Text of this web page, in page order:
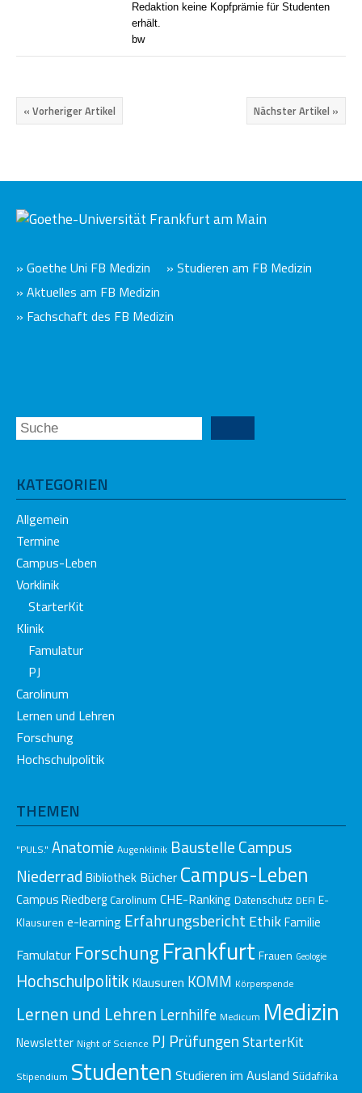
Redaktion keine Kopfprämie für Studenten
erhält.
bw
Nächster Artikel »
« Vorheriger Artikel
» Goethe Uni FB Medizin
» Studieren am FB Medizin
» Aktuelles am FB Medizin
» Fachschaft des FB Medizin
KATEGORIEN
Allgemein
Termine
Campus-Leben
Vorklinik
StarterKit
Klinik
Famulatur
PJ
Carolinum
Lernen und Lehren
Forschung
Hochschulpolitik
THEMEN
"PULS." Anatomie Augenklinik Baustelle Campus
Niederrad Bibliothek Bücher Campus-Leben
Campus Riedberg Carolinum CHE-Ranking Datenschutz DEFI E-
Klausuren e-learning Erfahrungsbericht EthikFamilie
Famulatur Forschung FrankfurtFrauen Geologie
Hochschulpolitik Klausuren KOMM Körperspende
Lernen und Lehren Lernhilfe Medicum Medizin
Newsletter Night of Science PJ PrüfungenStarterKit
Stipendium Studenten Studieren im Ausland Südafrika